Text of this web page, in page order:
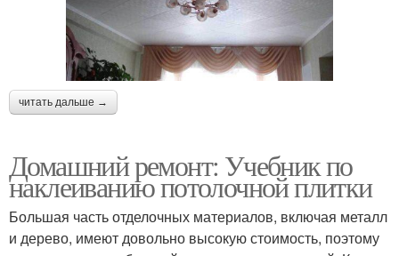
читать дальше →
Домашний ремонт: Учебник по
наклеиванию потолочной плитки
Большая часть отделочных материалов, включая металл
и дерево, имеют довольно высокую стоимость, поэтому